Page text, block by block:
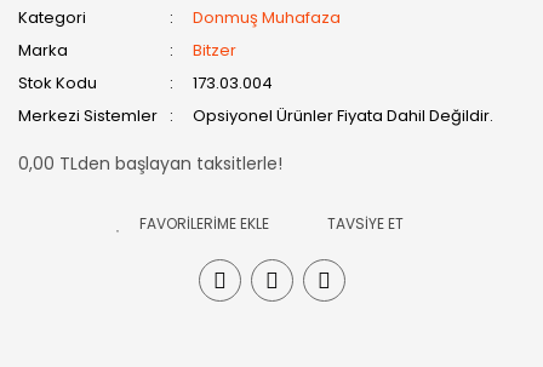
Kategori
Donmuş Muhafaza
Marka
Bitzer
Stok Kodu
173.03.004
Merkezi Sistemler
Opsiyonel Ürünler Fiyata Dahil Değildir.
0,00 TLden başlayan taksitlerle!
TAVSİYE ET